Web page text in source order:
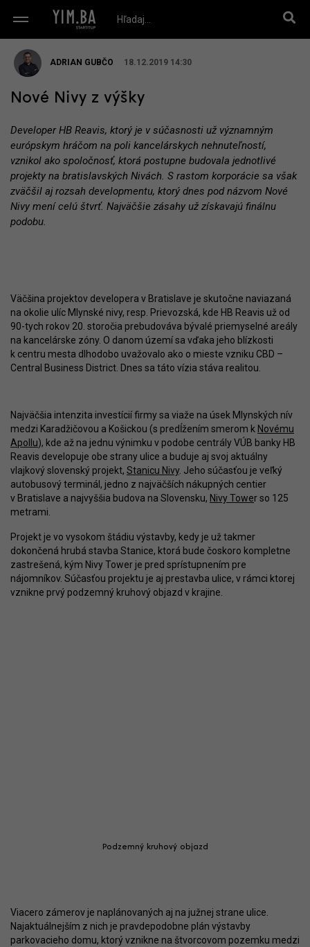
ADRIAN GUBČO 18.12.2019 14:30
Nové Nivy z výšky
Developer HB Reavis, ktorý je v súčasnosti už významným
európskym hráčom na poli kancelárskych nehnuteľností,
vznikol ako spoločnosť, ktorá postupne budovala jednotlivé
projekty na bratislavských Nivách. S rastom korporácie sa však
zväčšil aj rozsah developmentu, ktorý dnes pod názvom Nové
Nivy mení celú štvrť. Najväčšie zásahy už získavajú finálnu
podobu.
Väčšina projektov developera v Bratislave je skutočne naviazaná
na okolie ulíc Mlynské nivy, resp. Prievozská, kde HB Reavis už od
90-tych rokov 20. storočia prebudováva bývalé priemyselné areály
na kancelárske zóny. O danom území sa vďaka jeho blízkosti
k centru mesta dlhodobo uvažovalo ako o mieste vzniku CBD –
Central Business District. Dnes sa táto vízia stáva realitou.
Najväčšia intenzita investícií firmy sa viaže na úsek Mlynských nív
medzi Karadžičovou a Košickou (s predĺžením smerom k Novému
Apollu), kde až na jednu výnimku v podobe centrály VÚB banky HB
Reavis developuje obe strany ulice a buduje aj svoj aktuálny
vlajkový slovenský projekt, Stanicu Nivy. Jeho súčasťou je veľký
autobusový terminál, jedno z najväčších nákupných centier
v Bratislave a najvyššia budova na Slovensku, Nivy Tower so 125
metrami.
Projekt je vo vysokom štádiu výstavby, kedy je už takmer
dokončená hrubá stavba Stanice, ktorá bude čoskoro kompletne
zastrešená, kým Nivy Tower je pred sprístupnením pre
nájomníkov. Súčasťou projektu je aj prestavba ulice, v rámci ktorej
vznikne prvý podzemný kruhový objazd v krajine.
Podzemný kruhový objazd
Viacero zámerov je naplánovaných aj na južnej strane ulice.
Najaktuálnejším z nich je pravdepodobne plán výstavby
parkovacieho domu, ktorý vznikne na štvorcovom pozemku medzi